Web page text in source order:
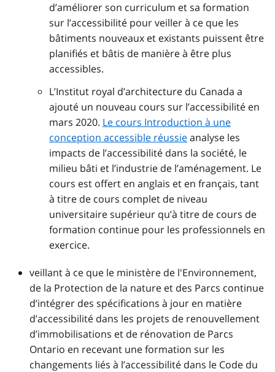
d’améliorer son curriculum et sa formation
sur l’accessibilité pour veiller à ce que les
bâtiments nouveaux et existants puissent être
planifiés et bâtis de manière à être plus
accessibles.
L’Institut royal d’architecture du Canada a
ajouté un nouveau cours sur l’accessibilité en
mars 2020. Le cours Introduction à une
conception accessible réussieanalyse les
impacts de l’accessibilité dans la société, le
milieu bâti et l’industrie de l’aménagement. Le
cours est offert en anglais et en français, tant
à titre de cours complet de niveau
universitaire supérieur qu’à titre de cours de
formation continue pour les professionnels en
exercice.
veillant à ce que le ministère de l'Environnement,
de la Protection de la nature et des Parcs continue
d’intégrer des spécifications à jour en matière
d’accessibilité dans les projets de renouvellement
d’immobilisations et de rénovation de Parcs
Ontario en recevant une formation sur les
changements liés à l’accessibilité dans le Code du